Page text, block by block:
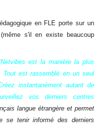
en FLE porte sur un
s'il en existe beaucoup
Netvibes est la manière la plus
Tout est rassemblé en un seul
instantanément autant de
vos derniers centres
langue étrangère et permet
se tenir informé des derniers